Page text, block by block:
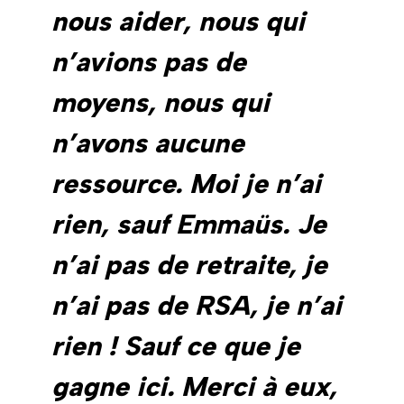
nous aider, nous qui
n’avions pas de
moyens, nous qui
n’avons aucune
ressource. Moi je n’ai
rien, sauf Emmaüs. Je
n’ai pas de retraite, je
n’ai pas de RSA, je n’ai
rien ! Sauf ce que je
gagne ici. Merci à eux,